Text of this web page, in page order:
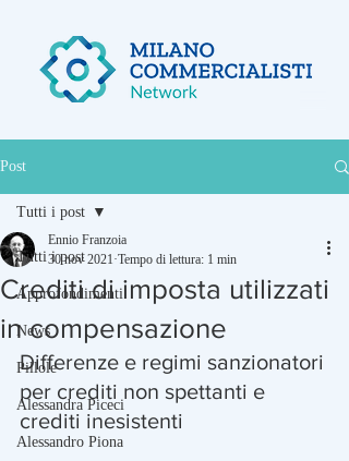
Post
Tutti i post
Approfondimenti
News
Pillole
Alessandra Piceci
Alessandro Piona
Tutti i post
Crediti di imposta utilizzati
in compensazione
Ennio Franzoia
30 nov 2021 Tempo di lettura: 1 min
Differenze e regimi sanzionatori
per crediti non spettanti e
crediti inesistenti